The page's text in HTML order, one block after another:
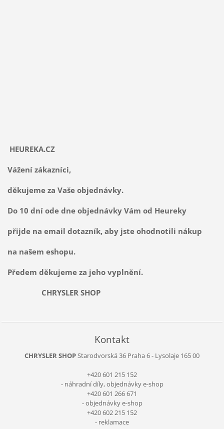
HEUREKA.CZ
Vážení zákazníci,
děkujeme za Vaše objednávky.
Do 10 dní ode dne objednávky Vám od Heureky
přijde na email dotazník, aby jste ohodnotili nákup
na našem eshopu.
Předem děkujeme za jeho vyplnění.
CHRYSLER SHOP
Kontakt
CHRYSLER SHOPStarodvorská 36 Praha 6 - Lysolaje 165 00
+420 601 215 152
- náhradní díly, objednávky e-shop
+420 601 266 671
- objednávky e-shop
+420 602 215 152
- reklamace